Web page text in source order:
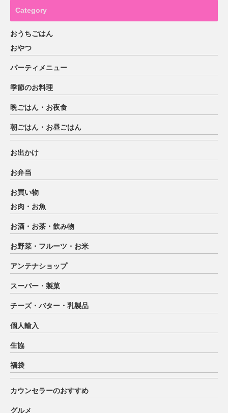
Category
おうちごはん
おやつ
パーティメニュー
季節のお料理
晩ごはん・お夜食
朝ごはん・お昼ごはん
お出かけ
お弁当
お買い物
お肉・お魚
お酒・お茶・飲み物
お野菜・フルーツ・お米
アンテナショップ
スーパー・製菓
チーズ・バター・乳製品
個人輸入
生協
福袋
カウンセラーのおすすめ
グルメ